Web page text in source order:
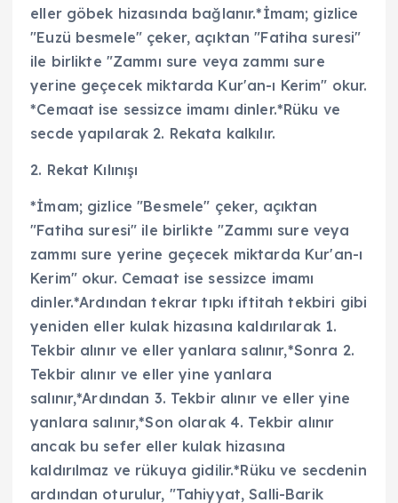
eller göbek hizasında bağlanır.*İmam; gizlice
"Euzü besmele" çeker, açıktan "Fatiha suresi"
ile birlikte "Zammı sure veya zammı sure
yerine geçecek miktarda Kur'an-ı Kerim" okur.
*Cemaat ise sessizce imamı dinler.*Rüku ve
secde yapılarak 2. Rekata kalkılır.
2. Rekat Kılınışı
*İmam; gizlice "Besmele" çeker, açıktan
"Fatiha suresi" ile birlikte "Zammı sure veya
zammı sure yerine geçecek miktarda Kur'an-ı
Kerim" okur. Cemaat ise sessizce imamı
dinler.*Ardından tekrar tıpkı iftitah tekbiri gibi
yeniden eller kulak hizasına kaldırılarak 1.
Tekbir alınır ve eller yanlara salınır,*Sonra 2.
Tekbir alınır ve eller yine yanlara
salınır,*Ardından 3. Tekbir alınır ve eller yine
yanlara salınır,*Son olarak 4. Tekbir alınır
ancak bu sefer eller kulak hizasına
kaldırılmaz ve rükuya gidilir.*Rüku ve secdenin
ardından oturulur, "Tahiyyat, Salli-Barik